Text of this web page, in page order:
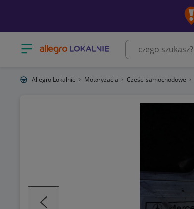
Otwórz menu z kategoriami
Allegro Lokalnie Motoryzacja Części samochodowe